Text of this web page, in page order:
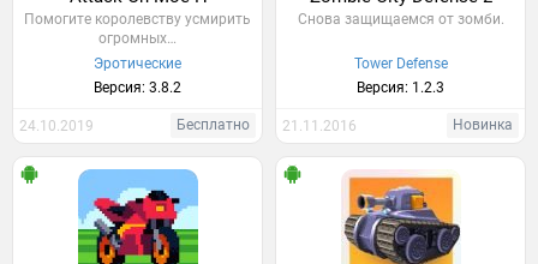
Помогите королевству усмирить
огромных…
Эротические
Версия: 3.8.2
24.10.2019 Бесплатно
Снова защищаемся от зомби.
Tower Defense
Версия: 1.2.3
21.11.2016 Новинка